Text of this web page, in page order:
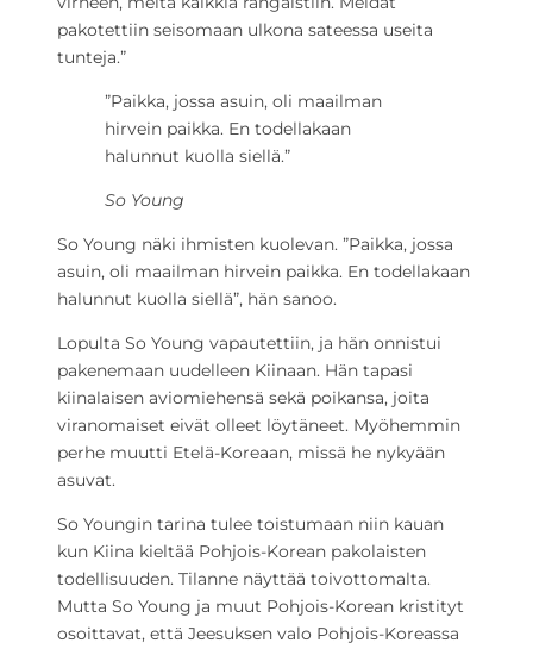
pakotettiin seisomaan ulkona sateessa useita
tunteja.”
”Paikka, jossa asuin, oli maailman
hirvein paikka. En todellakaan
halunnut kuolla siellä.”
So Young
So Young näki ihmisten kuolevan. ”Paikka, jossa
asuin, oli maailman hirvein paikka. En todellakaan
halunnut kuolla siellä”, hän sanoo.
Lopulta So Young vapautettiin, ja hän onnistui
pakenemaan uudelleen Kiinaan. Hän tapasi
kiinalaisen aviomiehensä sekä poikansa, joita
viranomaiset eivät olleet löytäneet. Myöhemmin
perhe muutti Etelä-Koreaan, missä he nykyään
asuvat.
So Youngin tarina tulee toistumaan niin kauan
kun Kiina kieltää Pohjois-Korean pakolaisten
todellisuuden. Tilanne näyttää toivottomalta.
Mutta So Young ja muut Pohjois-Korean kristityt
osoittavat, että Jeesuksen valo Pohjois-Koreassa